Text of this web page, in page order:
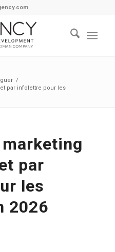
/
par infolettre pour les
par
les
2026